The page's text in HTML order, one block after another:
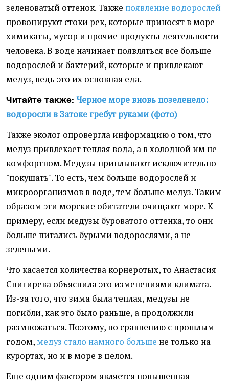
зеленоватый оттенок. Также появление водорослей
провоцируют стоки рек, которые приносят в море
химикаты, мусор и прочие продукты деятельности
человека. В воде начинает появляться все больше
водорослей и бактерий, которые и привлекают
медуз, ведь это их основная еда.
Читайте также:Черное море вновь позеленело:
водоросли в Затоке гребут руками (фото)
Также эколог опровергла информацию о том, что
медуз привлекает теплая вода, а в холодной им не
комфортном. Медузы приплывают исключительно
"покушать". То есть, чем больше водорослей и
микроорганизмов в воде, тем больше медуз. Таким
образом эти морские обитатели очищают море. К
примеру, если медузы буроватого оттенка, то они
больше питались бурыми водорослями, а не
зелеными.
Что касается количества корнеротых, то Анастасия
Снигирева объяснила это изменениями климата.
Из-за того, что зима была теплая, медузы не
погибли, как это было раньше, а продолжили
размножаться. Поэтому, по сравнению с прошлым
годом, медуз стало намного больше не только на
курортах, но и в море в целом.
Еще одним фактором является повышенная